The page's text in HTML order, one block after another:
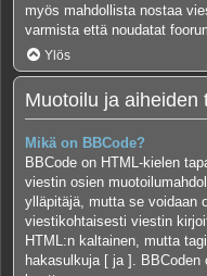
myös mahdollista nostaa
varmista että noudatat
Ylös
Muotoilu ja aiheiden
Mikä on BBCode?
BBCode on HTML-kielen
viestin osien
ylläpitäjä, mutta se voidaan
viestikohtaisesti viestin
HTML:n kaltainen, mutta
hakasulkuja [ ja ].